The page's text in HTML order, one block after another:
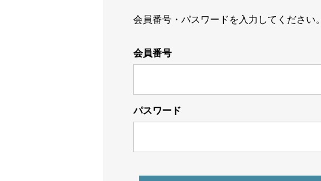
会員番号・パスワードを入力してください。
会員番号
パスワード